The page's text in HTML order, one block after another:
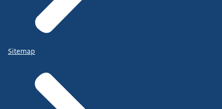
Sitemap